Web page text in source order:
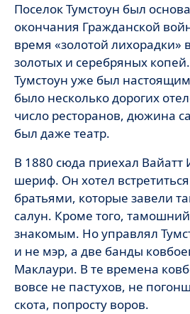
Поселок Тумстоун был
окончания Гражданской
время «золотой лихорадки»
золотых и серебряных
Тумстоун уже был
было несколько дорогих
число ресторанов, дюжина
был даже театр.
В 1880 сюда приехал Вайатт
шериф. Он хотел
братьями, которые завели
салун. Кроме того,
знакомым. Но управлял
и не мэр, а две банды
Маклаури. В те времена
вовсе не пастухов, не
скота, попросту воров.